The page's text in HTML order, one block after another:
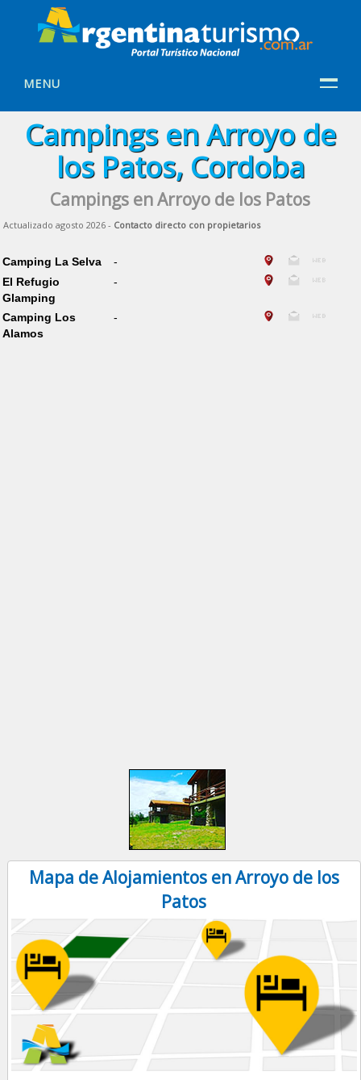
MENU
Campings en Arroyo de
los Patos, Cordoba
Campings en Arroyo de los Patos
Actualizado agosto 2026 - Contacto directo con propietarios
Camping La Selva
-
El Refugio
Glamping
-
Camping Los
Alamos
-
Mapa de Alojamientos en Arroyo de los
Patos